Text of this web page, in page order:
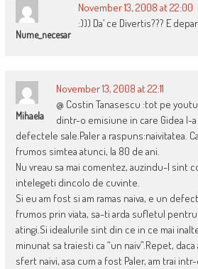
Nume_necesar
November 13, 2008 at 22:00
:))) Da’ ce Divertis??? E
Mihaela
November 13, 2008 at 22:11
@ Costin Tanasescu :tot pe
dintr-o emisiune in care Gidea l-
defectele sale.Paler a raspuns:naivitatea.
frumos simtea atunci, la 80 de ani.
Nu vreau sa mai comentez, auzindu-l sint
intelegeti dincolo de cuvinte.
Si eu am fost si am ramas naiva, e un
frumos prin viata, sa-ti arda sufletul
atingi.Si idealurile sint din ce in ce mai
minunat sa traiesti ca “un naiv”.Repet,
sfert naivi, asa cum a fost Paler, am trai